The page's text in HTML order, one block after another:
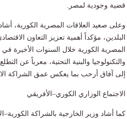
قضية وجودية لمصر.
وعلى صعيد العلاقات المصرية الكورية، أشاد
البلدين، مؤكداً أهمية تعزيز التعاون
المصرية الكورية خلال السنوات الأخيرة
والتكنولوجيا والبنية التحتية، معرباً عن
إلى آفاق أرحب بما يعكس عمق الشراكة
الاجتماع الوزاري الكوري–الأفريقي
كما أشاد وزير الخارجية بالشراكة